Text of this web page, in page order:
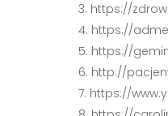
https://
https://
https://
http://
https://